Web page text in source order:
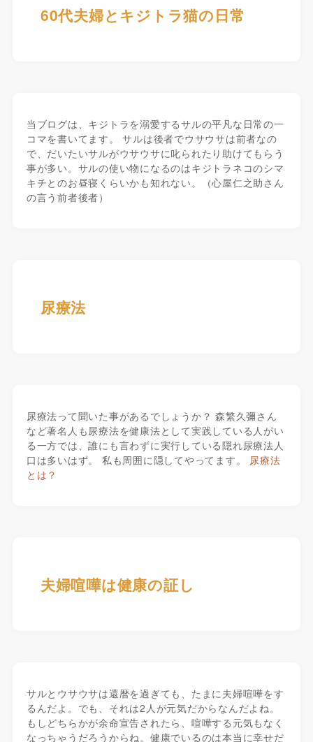
60代夫婦とキジトラ猫の日常
当ブログは、キジトラを溺愛するサルの平凡な日常の一
コマを書いてます。 サルは後者でウサウサは前者なの
で、だいたいサルがウサウサに叱られたり助けてもらう
事が多い。サルの使い物になるのはキジトラネコのシマ
キチとのお昼寝くらいかも知れない。（心屋仁之助さん
の言う前者後者）
尿療法
尿療法って聞いた事があるでしょうか？ 森繁久彌さん
など著名人も尿療法を健康法として実践している人がい
る一方では、誰にも言わずに実行している隠れ尿療法人
口は多いはず。 私も周囲に隠してやってます。 尿療法
とは？
夫婦喧嘩は健康の証し
サルとウサウサは還暦を過ぎても、たまに夫婦喧嘩をす
るんだよ。でも、それは2人が元気だからなんだよね。
もしどちらかが余命宣告されたら、喧嘩する元気もなく
なっちゃうだろうからね。健康でいるのは本当に幸せだ